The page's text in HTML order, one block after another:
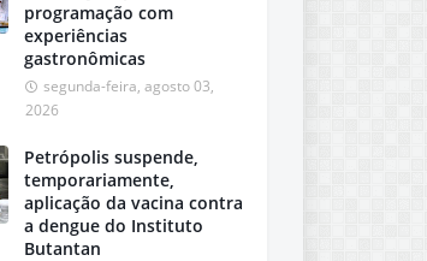
programação com
experiências
gastronômicas
segunda-feira, agosto 03,
2026
Petrópolis suspende,
temporariamente,
aplicação da vacina contra
a dengue do Instituto
Butantan